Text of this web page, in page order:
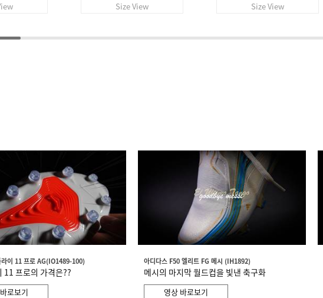
Size View Size View
라이 11 프로 AG(IO1489-100)
11 프로의 가격은??
로보기
아디다스 F50 엘리트 FG 메시 (IH1892)
메시의 마지막 월드컵을 빛낸 축구화
영상 바로보기